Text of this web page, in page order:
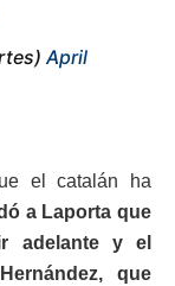
April
el catalán ha
a Laporta que
adelante y el
Hernández, que